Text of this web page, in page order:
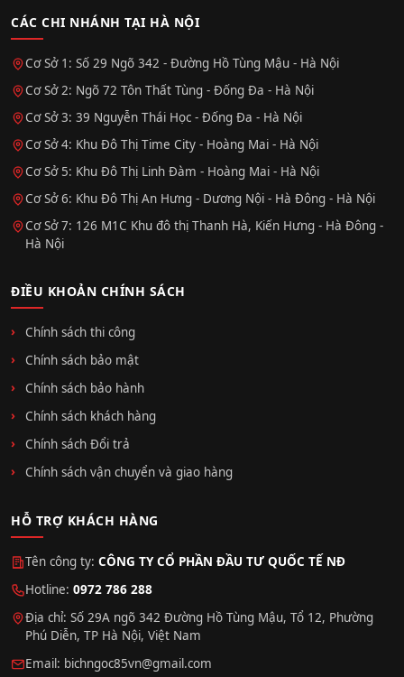
CÁC CHI NHÁNH TẠI HÀ NỘI
Cơ Sở 1: Số 29 Ngõ 342 - Đường Hồ Tùng Mậu - Hà Nội
Cơ Sở 2: Ngõ 72 Tôn Thất Tùng - Đống Đa - Hà Nội
Cơ Sở 3: 39 Nguyễn Thái Học - Đống Đa - Hà Nội
Cơ Sở 4: Khu Đô Thị Time City - Hoàng Mai - Hà Nội
Cơ Sở 5: Khu Đô Thị Linh Đàm - Hoàng Mai - Hà Nội
Cơ Sở 6: Khu Đô Thị An Hưng - Dương Nội - Hà Đông - Hà Nội
Cơ Sở 7: 126 M1C Khu đô thị Thanh Hà, Kiến Hưng - Hà Đông -
Hà Nội
ĐIỀU KHOẢN CHÍNH SÁCH
Chính sách thi công
Chính sách bảo mật
Chính sách bảo hành
Chính sách khách hàng
Chính sách Đổi trả
Chính sách vận chuyển và giao hàng
HỖ TRỢ KHÁCH HÀNG
Tên công ty: CÔNG TY CỔ PHẦN ĐẦU TƯ QUỐC TẾ NĐ
Hotline: 0972 786 288
Địa chỉ: Số 29A ngõ 342 Đường Hồ Tùng Mậu, Tổ 12, Phường
Phú Diễn, TP Hà Nội, Việt Nam
Email: bichngoc85vn@gmail.com